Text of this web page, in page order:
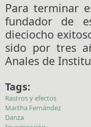
Para terminar
fundador de
dieciocho
sido por tres
Anales de
Tags:
Rastros y efectos
Martha Fernández
Danza